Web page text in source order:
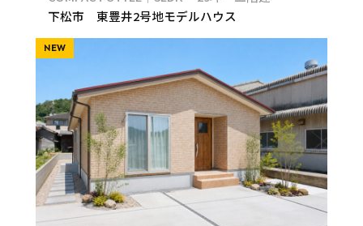
下松市 東豊井2号地モデルハウス
NEW